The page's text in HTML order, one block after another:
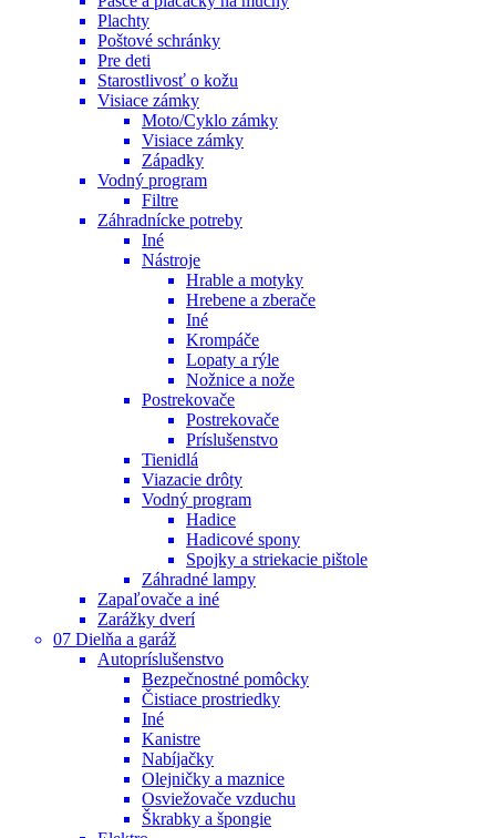
Plachty
Poštové schránky
Pre deti
Starostlivosť o kožu
Visiace zámky
Moto/Cyklo zámky
Visiace zámky
Západky
Vodný program
Filtre
Záhradnícke potreby
Iné
Nástroje
Hrable a motyky
Hrebene a zberače
Iné
Krompáče
Lopaty a rýle
Nožnice a nože
Postrekovače
Postrekovače
Príslušenstvo
Tienidlá
Viazacie drôty
Vodný program
Hadice
Hadicové spony
Spojky a striekacie pištole
Záhradné lampy
Zapaľovače a iné
Zarážky dverí
07 Dielňa a garáž
Autopríslušenstvo
Bezpečnostné pomôcky
Čistiace prostriedky
Iné
Kanistre
Nabíjačky
Olejničky a maznice
Osviežovače vzduchu
Škrabky a špongie